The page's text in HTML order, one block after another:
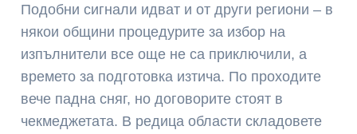
Подобни сигнали идват и от други региони – в
някои общини процедурите за избор на
изпълнители все още не са приключили, а
времето за подготовка изтича. По проходите
вече падна сняг, но договорите стоят в
чекмеджетата. В редица области складовете